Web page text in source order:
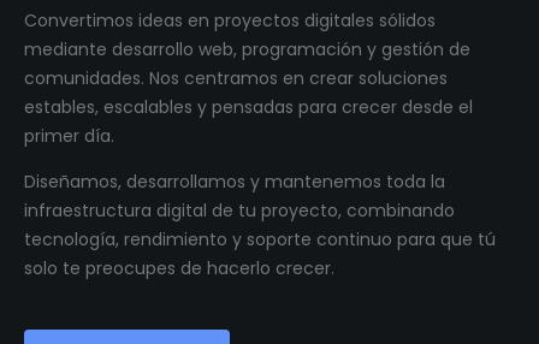
Convertimos ideas en proyectos digitales sólidos
mediante desarrollo web, programación y gestión de
comunidades. Nos centramos en crear soluciones
estables, escalables y pensadas para crecer desde el
primer día.
Diseñamos, desarrollamos y mantenemos toda la
infraestructura digital de tu proyecto, combinando
tecnología, rendimiento y soporte continuo para que tú
solo te preocupes de hacerlo crecer.